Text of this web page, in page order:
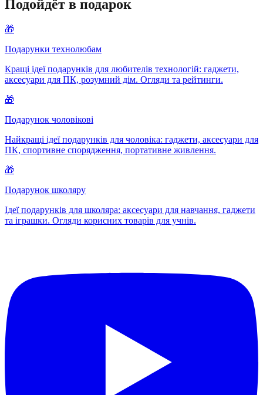
Подойдёт в подарок
🎁
Подарунки технолюбам
Кращі ідеї подарунків для любителів технологій: гаджети,
аксесуари для ПК, розумний дім. Огляди та рейтинги.
🎁
Подарунок чоловікові
Найкращі ідеї подарунків для чоловіка: гаджети, аксесуари для
ПК, спортивне спорядження, портативне живлення.
🎁
Подарунок школяру
Ідеї подарунків для школяра: аксесуари для навчання, гаджети
та іграшки. Огляди корисних товарів для учнів.